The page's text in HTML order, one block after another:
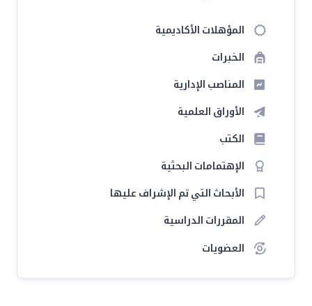
المؤهلات الأكاديمية
الخبرات
المناصب الإدارية
الأوراق العلمية
الكتب
الإهتمامات البحثية
الأبحاث التي تم الإشراف عليها
المقررات الدراسية
العضويات